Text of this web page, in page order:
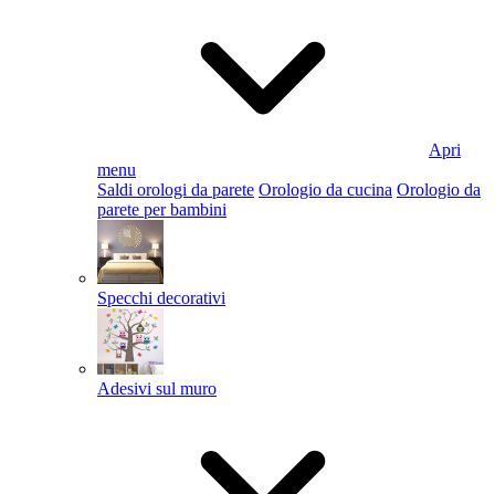
Apri
menu
Saldi orologi da parete Orologio da cucina Orologio da
parete per bambini
Specchi decorativi
Adesivi sul muro